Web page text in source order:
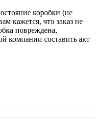
коробки (не
кажется, что заказ не
повреждена,
компании составить акт